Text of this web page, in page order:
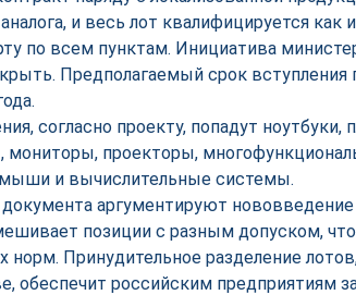
и весь лот квалифицируется
по всем пунктам. Инициатива
Предполагаемый срок вступления
согласно проекту, попадут
проекторы,
и вычислительные системы.
аргументируют нововведение
позиции с разным допуском,
норм. Принудительное разделение
обеспечит российским предприятиям